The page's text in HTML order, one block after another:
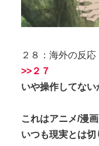
２８：海外の反応
>>２７
いや操作してない
これはアニメ/漫
いつも現実とは切